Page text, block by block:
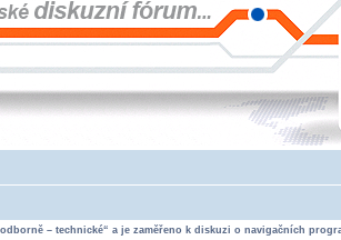
– technické“ a je zaměřeno k diskuzi o navigačních